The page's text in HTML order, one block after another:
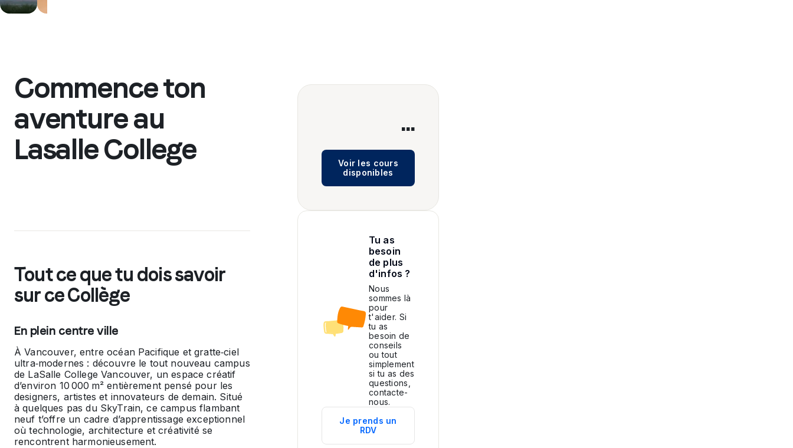
Commence ton
aventure au
Lasalle College
Tout ce que tu dois savoir
sur ce Collège
En plein centre ville
À Vancouver, entre océan Pacifique et gratte‑ciel
ultra‑modernes : découvre le tout nouveau campus
de LaSalle College Vancouver, un espace créatif
d’environ 10 000 m² entièrement pensé pour les
designers, artistes et innovateurs de demain. Situé
à quelques pas du SkyTrain, ce campus flambant
neuf t’offre un cadre d’apprentissage exceptionnel
où technologie, architecture et créativité se
rencontrent harmonieusement.
...
Voir les cours
disponibles
Tu as
besoin
de plus
d'infos ?
Nous
sommes là
pour
t'aider. Si
tu as
besoin de
conseils
ou tout
simplement
si tu as des
questions,
contacte-
nous.
Je prends un
RDV